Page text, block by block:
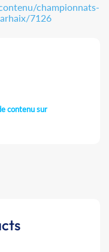
championnats-
7126
contenu sur